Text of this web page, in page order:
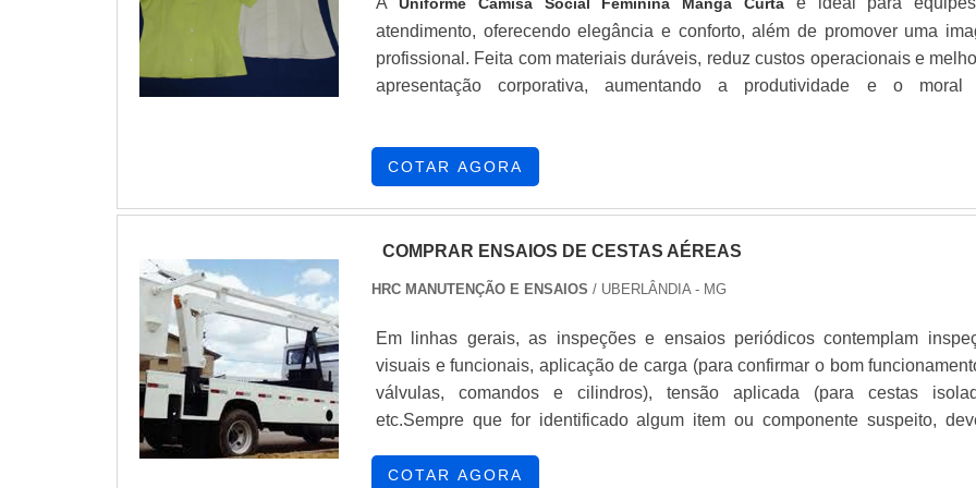
Uniforme Camisa Social Feminina Manga Curta
atendimento, oferecendo elegância e conforto, além de promover uma
profissional. Feita com materiais duráveis, reduz custos operacionais e
apresentação corporativa, aumentando a produtividade e o moral
COTAR AGORA
COMPRAR ENSAIOS DE CESTAS AÉREAS
HRC MANUTENÇÃO E ENSAIOS / UBERLÂNDIA - MG
Em linhas gerais, as inspeções e ensaios periódicos contemplam
visuais e funcionais, aplicação de carga (para confirmar o bom
válvulas, comandos e cilindros), tensão aplicada (para cestas
etc.Sempre que for identificado algum item ou componente suspeito,
magnéticas e líquido penetrante, entre outros, para confirmar a existência ou
COTAR AGORA